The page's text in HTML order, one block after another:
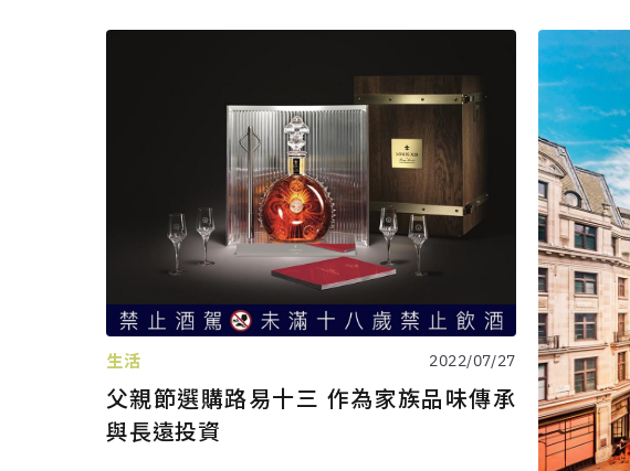
生活 2022/07/27
父親節選購路易十三 作為家族品味傳承
與長遠投資